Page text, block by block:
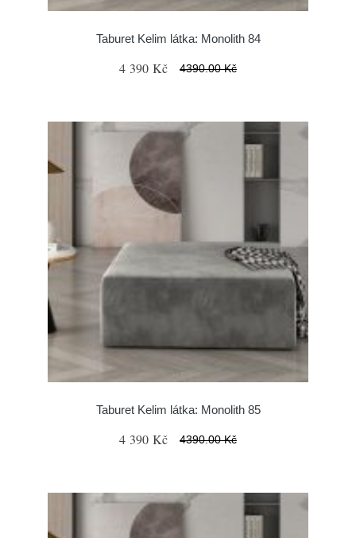
Taburet Kelim látka: Monolith 84
4 390 Kč 4390.00 Kč
Taburet Kelim látka: Monolith 85
4 390 Kč 4390.00 Kč